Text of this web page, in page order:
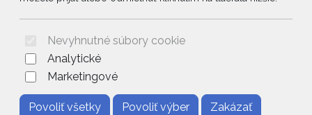
Nevyhnutné súbory cookie
Analytické
Marketingové
Povoliť všetky Povoliť výber Zakázať
Hosting: - Web: